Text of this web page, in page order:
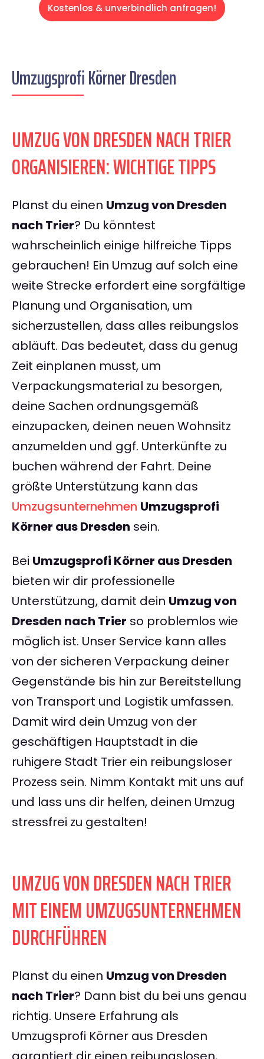
Kostenlos & unverbindlich anfragen!
Umzugsprofi Körner Dresden
UMZUG VON DRESDEN NACH TRIER
ORGANISIEREN: WICHTIGE TIPPS
Planst du einen Umzug von Dresden
nach Trier? Du könntest
wahrscheinlich einige hilfreiche Tipps
gebrauchen! Ein Umzug auf solch eine
weite Strecke erfordert eine sorgfältige
Planung und Organisation, um
sicherzustellen, dass alles reibungslos
abläuft. Das bedeutet, dass du genug
Zeit einplanen musst, um
Verpackungsmaterial zu besorgen,
deine Sachen ordnungsgemäß
einzupacken, deinen neuen Wohnsitz
anzumelden und ggf. Unterkünfte zu
buchen während der Fahrt. Deine
größte Unterstützung kann das
Umzugsunternehmen Umzugsprofi
Körner aus Dresden sein.
Bei Umzugsprofi Körner aus Dresden
bieten wir dir professionelle
Unterstützung, damit dein Umzug von
Dresden nach Trier so problemlos wie
möglich ist. Unser Service kann alles
von der sicheren Verpackung deiner
Gegenstände bis hin zur Bereitstellung
von Transport und Logistik umfassen.
Damit wird dein Umzug von der
geschäftigen Hauptstadt in die
ruhigere Stadt Trier ein reibungsloser
Prozess sein. Nimm Kontakt mit uns auf
und lass uns dir helfen, deinen Umzug
stressfrei zu gestalten!
UMZUG VON DRESDEN NACH TRIER
MIT EINEM UMZUGSUNTERNEHMEN
DURCHFÜHREN
Planst du einen Umzug von Dresden
nach Trier? Dann bist du bei uns genau
richtig. Unsere Erfahrung als
Umzugsprofi Körner aus Dresden